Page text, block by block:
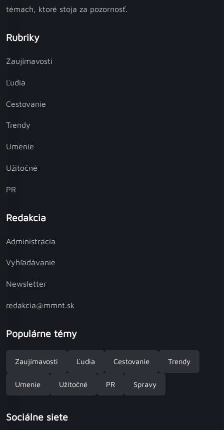
témach, ktoré stoja za pozornosť.
Rubriky
Zaujímavosti
Ľudia
Cestovanie
Trendy
Umenie
Užitočné
PR
Redakcia
Administrácia
Vyhľadávanie
Newsletter
redakcia@mmnt.sk
Populárne témy
Zaujímavosti Ľudia Cestovanie Trendy
Umenie Užitočné PR Spravy
Sociálne siete